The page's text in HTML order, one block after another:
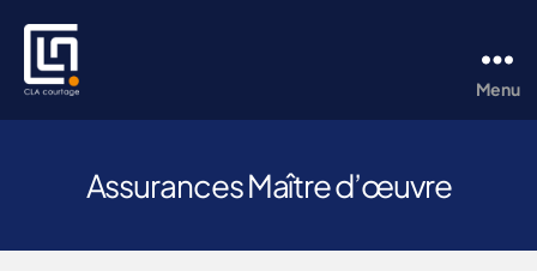
Menu
Assurances Maître d’œuvre